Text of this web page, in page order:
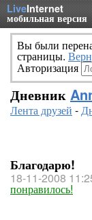
LiveInternet
мобильная версия
Вы были
страницы.
Авторизация
Дневник
Лента друзей -
Благодарю!
18-11-2008
понравилось!